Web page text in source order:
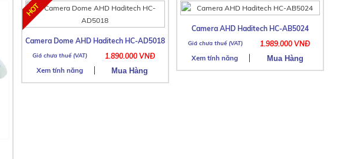
Camera Dome AHD Haditech HC-AD5018
1.890.000 VNĐ
Xem tính năng
Camera AHD Haditech HC-AB5024
1.989.000 VNĐ
Xem tính năng